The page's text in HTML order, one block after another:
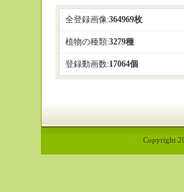
全登録画像:364969枚
植物の種類:3279種
登録動画数:17064個
Copyright